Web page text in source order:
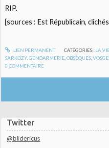
Twitter
@blidericus
RIP.
[sources : Est Républicain,
LIEN PERMANENT CATÉGORIES : LA
SARKOZY,GENDARMERIE ,OBSÈQUES ,
0 COMMENTAIRE